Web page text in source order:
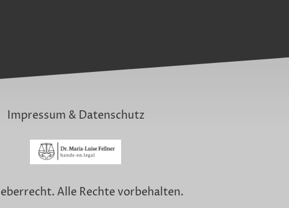
Impressum & Datenschutz
Alle Rechte vorbehalten.